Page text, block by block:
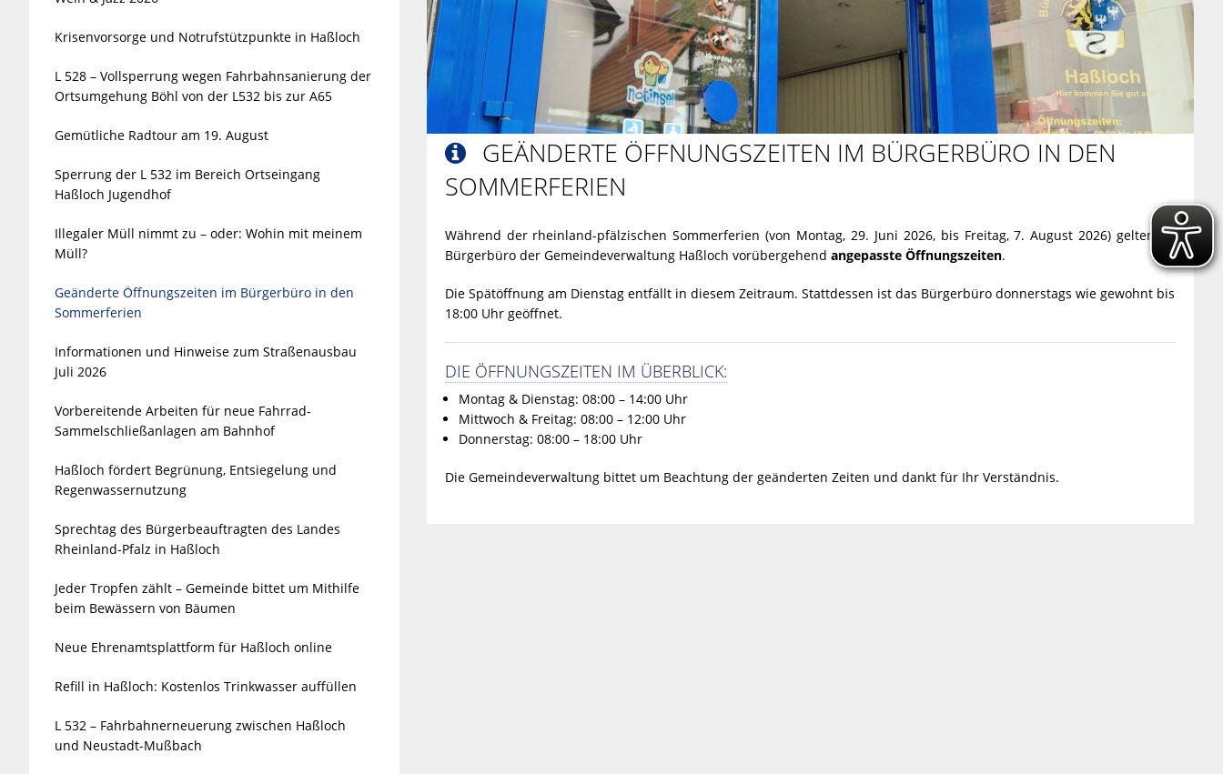

GEÄNDERTE ÖFFNUNGSZEITEN IM BÜRGERBÜRO IN DEN
SOMMERFERIEN
Während der rheinland-pfälzischen Sommerferien (von Montag, 29. Juni 2026, bis Freitag, 7. August 2026) gelten im
Bürgerbüro der Gemeindeverwaltung Haßloch vorübergehend angepasste Öffnungszeiten.
Die Spätöffnung am Dienstag entfällt in diesem Zeitraum. Stattdessen ist das Bürgerbüro donnerstags wie gewohnt bis
18:00 Uhr geöffnet.
DIE ÖFFNUNGSZEITEN IM ÜBERBLICK:
Montag & Dienstag: 08:00 – 14:00 Uhr
Mittwoch & Freitag: 08:00 – 12:00 Uhr
Donnerstag: 08:00 – 18:00 Uhr
Die Gemeindeverwaltung bittet um Beachtung der geänderten Zeiten und dankt für Ihr Verständnis.
Krisenvorsorge und Notrufstützpunkte in Haßloch
L 528 – Vollsperrung wegen Fahrbahnsanierung der
Ortsumgehung Böhl von der L532 bis zur A65
Gemütliche Radtour am 19. August
Sperrung der L 532 im Bereich Ortseingang
Haßloch Jugendhof
Illegaler Müll nimmt zu – oder: Wohin mit meinem
Müll?
Geänderte Öffnungszeiten im Bürgerbüro in den
Sommerferien
Informationen und Hinweise zum Straßenausbau
Juli 2026
Vorbereitende Arbeiten für neue Fahrrad-
Sammelschließanlagen am Bahnhof
Haßloch fördert Begrünung, Entsiegelung und
Regenwassernutzung
Sprechtag des Bürgerbeauftragten des Landes
Rheinland-Pfalz in Haßloch
Jeder Tropfen zählt – Gemeinde bittet um Mithilfe
beim Bewässern von Bäumen
Neue Ehrenamtsplattform für Haßloch online
Refill in Haßloch: Kostenlos Trinkwasser auffüllen
L 532 – Fahrbahnerneuerung zwischen Haßloch
und Neustadt-Mußbach